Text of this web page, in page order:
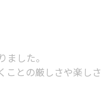
した。
ことの厳しさや楽しさ